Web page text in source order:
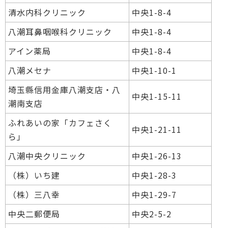
清水内科クリニック
中央1-8-4
八潮耳鼻咽喉科クリニック
中央1-8-4
アイン薬局
中央1-8-4
八潮メセナ
中央1-10-1
埼玉縣信用金庫八潮支店・八
潮南支店
中央1-15-11
ふれあいの家「カフェさく
ら」
中央1-21-11
八潮中央クリニック
中央1-26-13
（株）いち建
中央1-28-3
（株）三八幸
中央1-29-7
中央二郵便局
中央2-5-2